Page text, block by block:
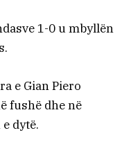
1-0 u mbyllën
e Gian Piero
fushë dhe në
dytë.